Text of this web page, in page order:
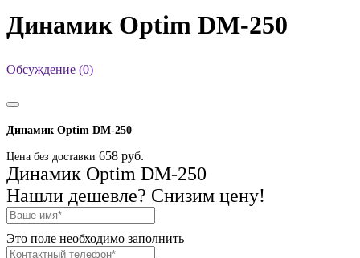
Динамик Optim DM-250
Обсуждение (0)
Динамик Optim DM-250
Цена без доставки 658 руб.
Динамик Optim DM-250
Нашли дешевле? Снизим цену!
Это поле необходимо заполнить